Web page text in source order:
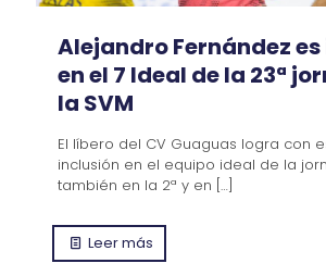
Alejandro Fernández
en el 7 Ideal de la 23ª
la SVM
El líbero del CV Guaguas logra con
inclusión en el equipo ideal de la
también en la 2ª y en […]
Leer más